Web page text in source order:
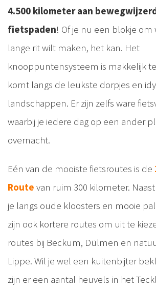
4.500 kilometer aan
fietspaden! Of je nu een blokje om
lange rit wilt maken, het kan. Het
knooppuntensysteem is makkelijk
komt langs de leukste dorpjes en
landschappen. Er zijn zelfs ware
waarbij je iedere dag op een ander
overnacht.
Eén van de mooiste fietsroutes is de
Route van ruim 300 kilometer.
je langs oude kloosters en mooie
zijn ook kortere routes om uit te
routes bij Beckum, Dülmen en
Lippe. Wil je wel een kuitenbijter
zijn er een aantal heuvels in het